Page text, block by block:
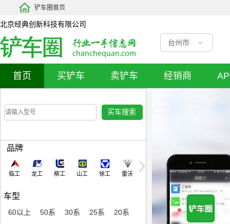
铲车圈首页
北京经典创新科技有限公司
台州市
首页 买铲车 卖铲车 经销商
品牌
临工 龙工 柳工 山工 徐工 雷沃
车型
60以上 50系 30系 25系
20系